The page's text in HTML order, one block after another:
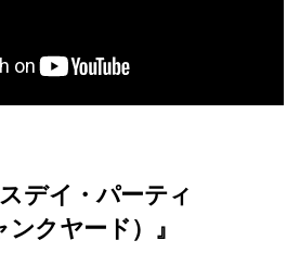
デイ・パーティ
ンクヤード）』